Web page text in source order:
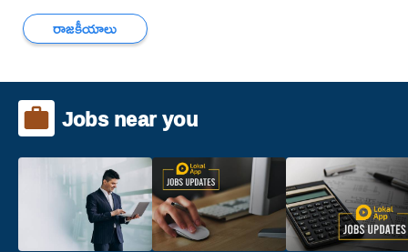
రాజకీయాలు
Jobs near you